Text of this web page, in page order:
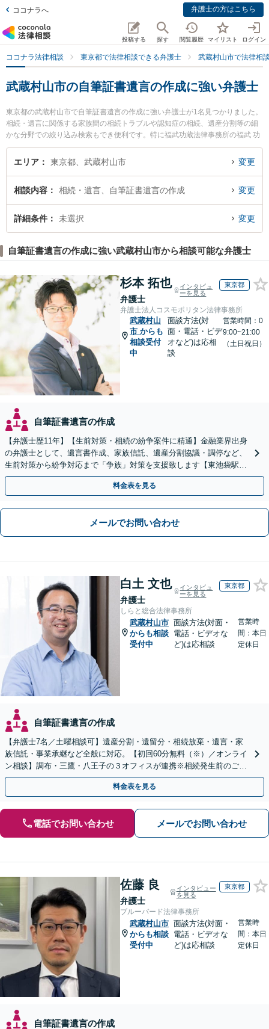
ココナラへ 弁護士の方はこちら
投稿する 探す 閲覧履歴 マイリスト ログイン
ココナラ法律相談 東京都で法律相談できる弁護士 武蔵村山市で法律相
武蔵村山市の自筆証書遺言の作成に強い弁護士
東京都の武蔵村山市で自筆証書遺言の作成に強い弁護士が1名見つかりました。
相続・遺言に関係する家族間の相続トラブルや認知症の相続、遺産分割等の細
かな分野での絞り込み検索もでき便利です。特に福武功蔵法律事務所の福武 功
蔵弁護士のプロフィール情報や弁護士費用、強みなどが注目されています。
『武蔵村山市で土日や夜間に発生した自筆証書遺言の作成のトラブルを今すぐ
きる武蔵村山市内の弁護士に相談予約したい』などでお困りの相談者さんにお
すすめです。
エリア 東京都、武蔵村山市 変更
相談内容 相続・遺言、自筆証書遺言の作成 変更
詳細条件 未選択 変更
自筆証書遺言の作成に強い武蔵村山市から相談可能な弁護士
杉本 拓也
弁護士
インタビュ
ーを見る
東京都
弁護士法人コスモポリタン法律事務所
武蔵村山
市 からも
相談受付
中
面談方法(対
面・電話・ビデ
オなど)は応相
談
営業時間：0
9:00~21:00
（土日祝日）
自筆証書遺言の作成
【弁護士歴11年】【生前対策・相続の紛争案件に精通】金融業界出身
の弁護士として、遺言書作成、家族信託、遺産分割協議・調停など、
生前対策から紛争対応まで「争族」対策を支援致します【東池袋駅2
分】【初回面談無料】
料金表を見る
メールでお問い合わせ
白土 文也
弁護士
インタビュ
ーを見る
東京都
しらと総合法律事務所
武蔵村山市
からも相談
受付中
面談方法(対面・
電話・ビデオな
ど)は応相談
営業時
間：本日
定休日
自筆証書遺言の作成
【弁護士7名／土曜相談可】遺産分割・遺留分・相続放棄・遺言・家
族信託・事業承継など全般に対応。【初回60分無料（※）／オンライ
ン相談】調布・三鷹・八王子の３オフィスが連携※相続発生前のご相
談など有料相談になるものもございます。
料金表を見る
電話でお問い合わせ メールでお問い合わせ
佐藤 良
弁護士
インタビュー
を見る
東京都
ブルーバード法律事務所
武蔵村山市
からも相談
受付中
面談方法(対面・
電話・ビデオな
ど)は応相談
営業時
間：本日
定休日
自筆証書遺言の作成